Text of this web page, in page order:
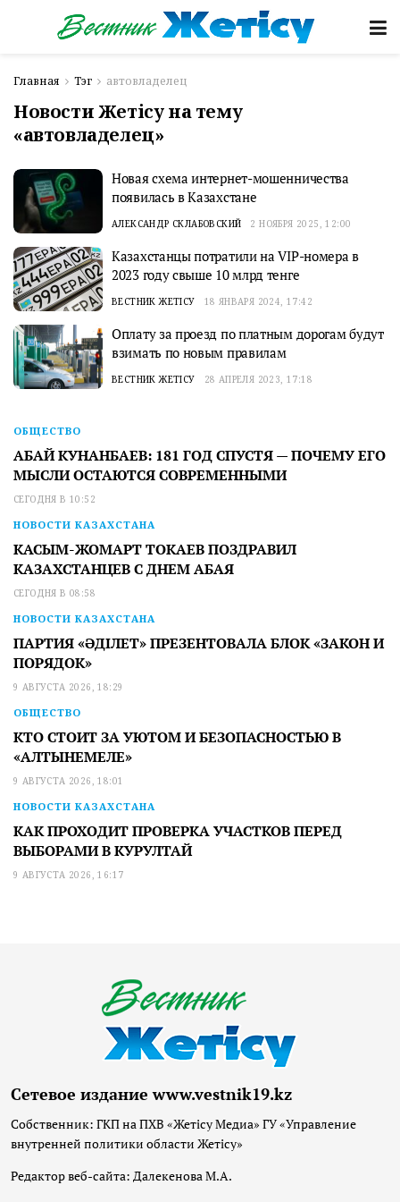
Главная Тэг автовладелец
Новости Жетісу на тему
«автовладелец»
Новая схема интернет-мошенничества
появилась в Казахстане
АЛЕКСАНДР СКЛАБОВСКИЙ 2 НОЯБРЯ 2025, 12:00
Казахстанцы потратили на VIP-номера в
2023 году свыше 10 млрд тенге
ВЕСТНИК ЖЕТІСУ 18 ЯНВАРЯ 2024, 17:42
Оплату за проезд по платным дорогам будут
взимать по новым правилам
ВЕСТНИК ЖЕТІСУ 28 АПРЕЛЯ 2023, 17:18
ОБЩЕСТВО
АБАЙ КУНАНБАЕВ: 181 ГОД СПУСТЯ — ПОЧЕМУ ЕГО
МЫСЛИ ОСТАЮТСЯ СОВРЕМЕННЫМИ
СЕГОДНЯ В 10:52
НОВОСТИ КАЗАХСТАНА
КАСЫМ-ЖОМАРТ ТОКАЕВ ПОЗДРАВИЛ
КАЗАХСТАНЦЕВ С ДНЕМ АБАЯ
СЕГОДНЯ В 08:58
НОВОСТИ КАЗАХСТАНА
ПАРТИЯ «ӘДІЛЕТ» ПРЕЗЕНТОВАЛА БЛОК «ЗАКОН И
ПОРЯДОК»
9 АВГУСТА 2026, 18:29
ОБЩЕСТВО
КТО СТОИТ ЗА УЮТОМ И БЕЗОПАСНОСТЬЮ В
«АЛТЫНЕМЕЛЕ»
9 АВГУСТА 2026, 18:01
НОВОСТИ КАЗАХСТАНА
КАК ПРОХОДИТ ПРОВЕРКА УЧАСТКОВ ПЕРЕД
ВЫБОРАМИ В КУРУЛТАЙ
9 АВГУСТА 2026, 16:17
Сетевое издание www.vestnik19.kz
Собственник: ГКП на ПХВ «Жетісу Медиа» ГУ «Управление
внутренней политики области Жетісу»
Редактор веб-сайта: Далекенова М.А.